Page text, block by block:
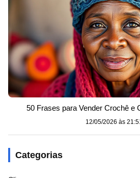
50 Frases para Vender Crochê e
12/05/2026 às
Categorias